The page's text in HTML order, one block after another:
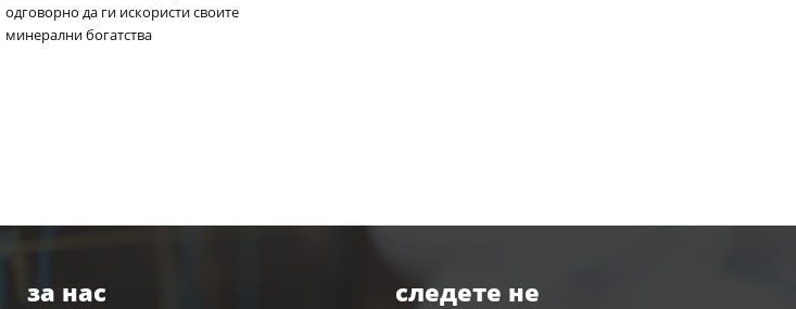
одговорно да ги искористи своите
минерални богатства
за нас следете не